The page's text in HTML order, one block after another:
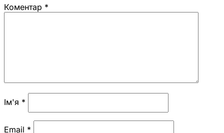
Коментар *
Ім'я *
Email *